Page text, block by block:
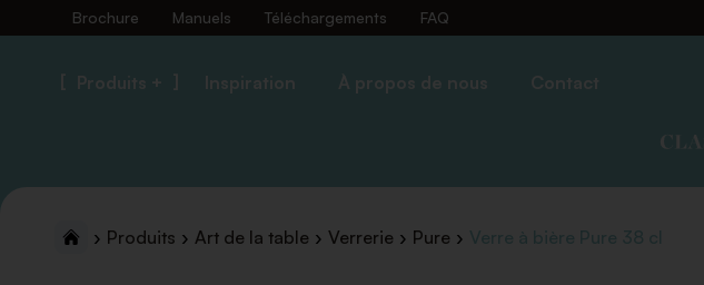
Brochure Manuels Téléchargements FAQ
Produits + Inspiration À propos de nous Contact
Produits Art de la table Verrerie Pure Verre à bière Pure 38 cl